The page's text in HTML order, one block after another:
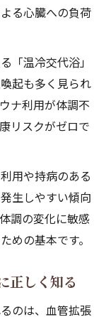
る心臓への負荷
「温冷交代浴」
起も多く見られ
ナ利用が体調不
リスクがゼロで
用や持病のある
生しやすい傾向
調の変化に敏感
めの基本です。
正しく知る
のは、血管拡張